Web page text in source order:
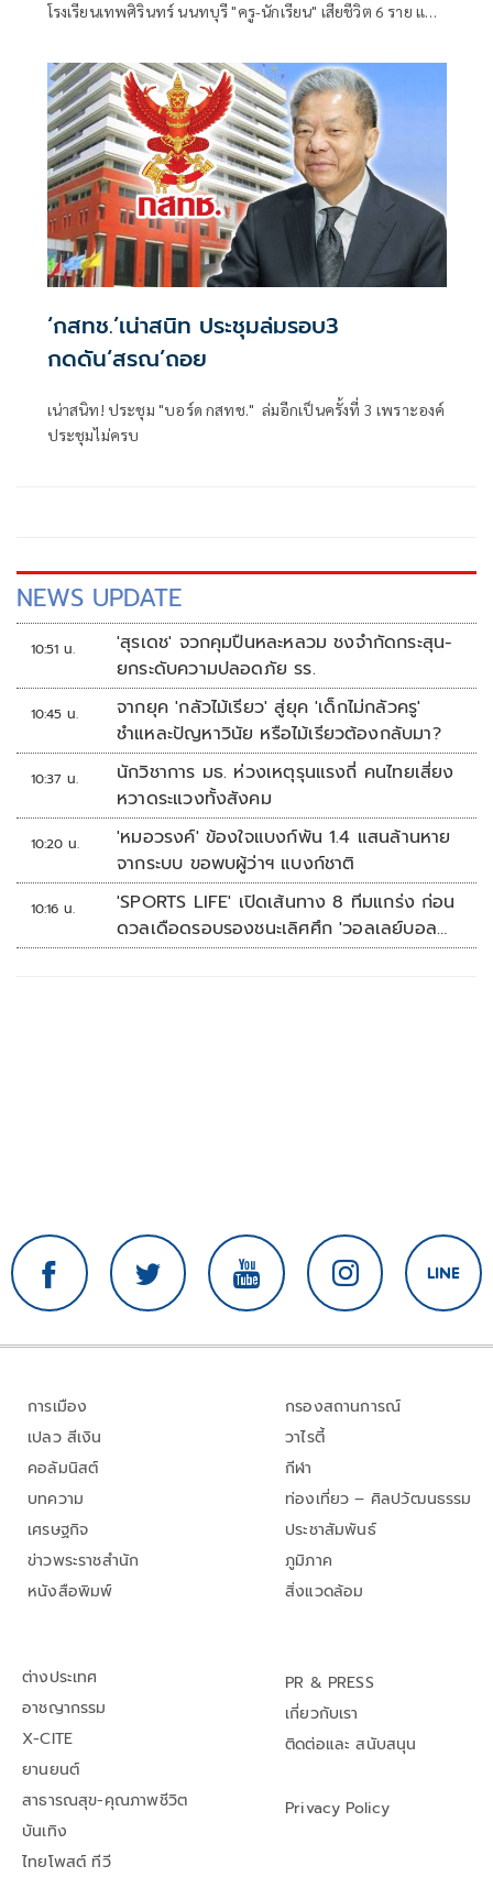
โรงเรียนเทพศิรินทร์ นนทบุรี "ครู-นักเรียน" เสียชีวิต 6 ราย และ
‘กสทช.’เน่าสนิท ประชุมล่มรอบ3
กดดัน‘สรณ’ถอย
เน่าสนิท! ประชุม "บอร์ด กสทช." ล่มอีกเป็นครั้งที่ 3 เพราะองค์
ประชุมไม่ครบ
NEWS UPDATE
10:51 น.
'สุรเดช' จวกคุมปืนหละหลวม ชงจำกัดกระสุน-
ยกระดับความปลอดภัย รร.
10:45 น.
จากยุค 'กลัวไม้เรียว' สู่ยุค 'เด็กไม่กลัวครู'
ชำแหละปัญหาวินัย หรือไม้เรียวต้องกลับมา?
10:37 น.
นักวิชาการ มธ. ห่วงเหตุรุนแรงถี่ คนไทยเสี่ยง
หวาดระแวงทั้งสังคม
10:20 น.
'หมอวรงค์' ข้องใจแบงก์พัน 1.4 แสนล้านหาย
จากระบบ ขอพบผู้ว่าฯ แบงก์ชาติ
10:16 น.
'SPORTS LIFE' เปิดเส้นทาง 8 ทีมแกร่ง ก่อน
ดวลเดือดรอบรองชนะเลิศศึก 'วอลเลย์บอล
นักเรียน แชมป์กีฬา 7HD 2026'
การเมือง
เปลว สีเงิน
คอลัมนิสต์
บทความ
เศรษฐกิจ
ข่าวพระราชสำนัก
หนังสือพิมพ์
กรองสถานการณ์
วาไรตี้
กีฬา
ท่องเที่ยว – ศิลปวัฒนธรรม
ประชาสัมพันธ์
ภูมิภาค
สิ่งแวดล้อม
ต่างประเทศ
อาชญากรรม
X-CITE
ยานยนต์
สาธารณสุข-คุณภาพชีวิต
บันเทิง
ไทยโพสต์ ทีวี
PR & PRESS
เกี่ยวกับเรา
ติดต่อและ สนับสนุน
Privacy Policy